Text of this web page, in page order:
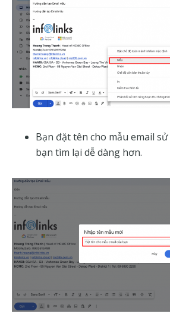
Bạn đặt tên cho mẫu email
bạn tìm lại dễ dàng hơn.